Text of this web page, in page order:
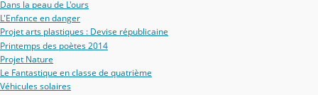
Dans la peau de L'ours
L'Enfance en danger
Projet arts plastiques : Devise républicaine
Printemps des poètes 2014
Projet Nature
Le Fantastique en classe de quatrième
Véhicules solaires